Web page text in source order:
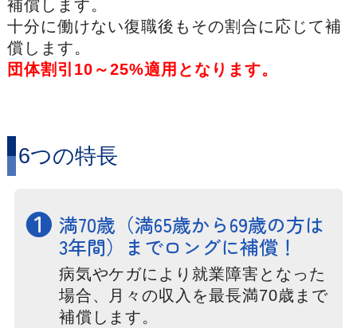
補償します。
十分に働けない復職後もその割合に応じて補
償します。
団体割引10～25%適用となります。
6つの特長
❶ 満70歳（満65歳から69歳の方は
3年間）までロングに補償！
病気やケガにより就業障害となった
場合、月々の収入を最長満70歳まで
補償します。